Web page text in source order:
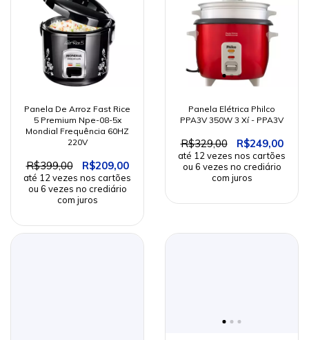
Panela De Arroz Fast Rice
5 Premium Npe-08-5x
Mondial Frequência 60HZ
220V
R$399,00 R$209,00
Panela Elétrica Philco
PPA3V 350W 3 Xí - PPA3V
R$329,00 R$249,00